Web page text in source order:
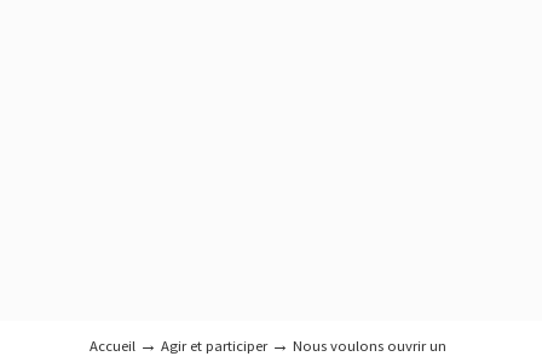
Accueil → Agir et participer→ Nous voulons ouvrir un